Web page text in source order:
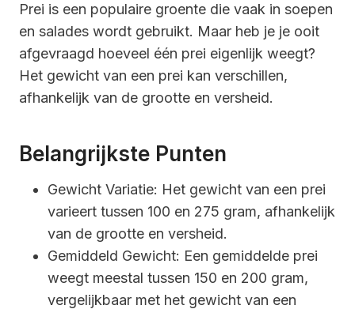
Prei is een populaire groente die vaak in soepen
en salades wordt gebruikt. Maar heb je je ooit
afgevraagd hoeveel één prei eigenlijk weegt?
Het gewicht van een prei kan verschillen,
afhankelijk van de grootte en versheid.
Belangrijkste Punten
Gewicht Variatie: Het gewicht van een prei
varieert tussen 100 en 275 gram, afhankelijk
van de grootte en versheid.
Gemiddeld Gewicht: Een gemiddelde prei
weegt meestal tussen 150 en 200 gram,
vergelijkbaar met het gewicht van een